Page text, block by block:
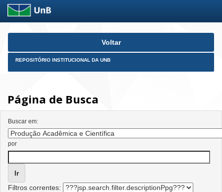
Skip
Voltar
REPOSITÓRIO INSTITUCIONAL DA UNB
Página de Busca
Buscar em:
por
Filtros correntes: